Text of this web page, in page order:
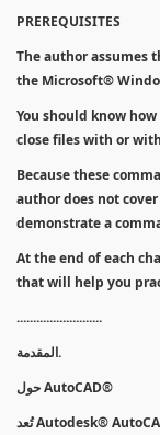
PREREQUISITES
The author assumes
the Microsoft®
You should know
close files with or
Because these
author does not
demonstrate a
At the end of each
that will help you
..........................
المقدمة.
حول AutoCAD®
تُعد Autodesk® AutoCAD® أداة الصياغة الفعلية لمستخدمي أجهزة الكمبيوتر منذ